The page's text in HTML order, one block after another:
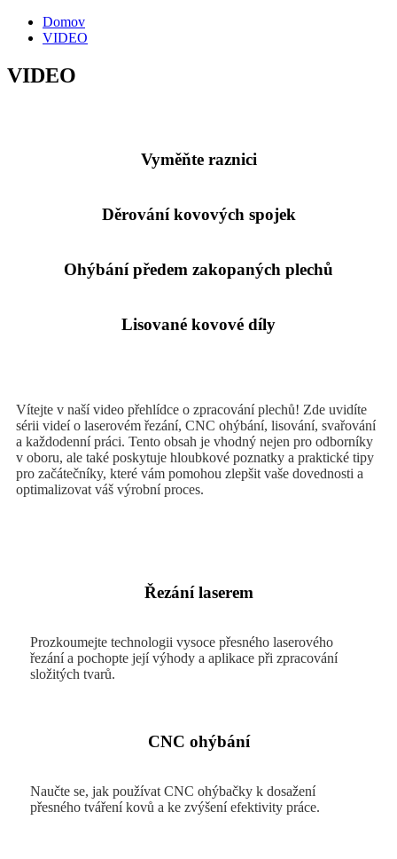
Domov
VIDEO
VIDEO
Vyměňte raznici
Děrování kovových spojek
Ohýbání předem zakopaných plechů
Lisované kovové díly
Vítejte v naší video přehlídce o zpracování plechů! Zde uvidíte
sérii videí o laserovém řezání, CNC ohýbání, lisování, svařování
a každodenní práci. Tento obsah je vhodný nejen pro odborníky
v oboru, ale také poskytuje hloubkové poznatky a praktické tipy
pro začátečníky, které vám pomohou zlepšit vaše dovednosti a
optimalizovat váš výrobní proces.
Řezání laserem
Prozkoumejte technologii vysoce přesného laserového
řezání a pochopte její výhody a aplikace při zpracování
složitých tvarů.
CNC ohýbání
Naučte se, jak používat CNC ohýbačky k dosažení
přesného tváření kovů a ke zvýšení efektivity práce.